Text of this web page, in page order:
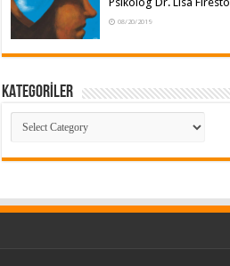
08/20/2019
KATEGORİLER
KATEGORİLER